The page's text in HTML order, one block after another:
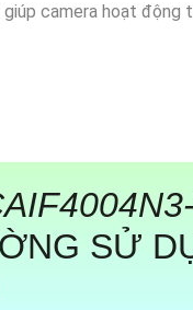
giúp camera hoạt
SỬ